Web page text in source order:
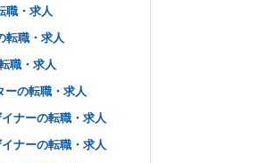
職・求人
転職・求人
職・求人
ーの転職・求人
ナーの転職・求人
ナーの転職・求人